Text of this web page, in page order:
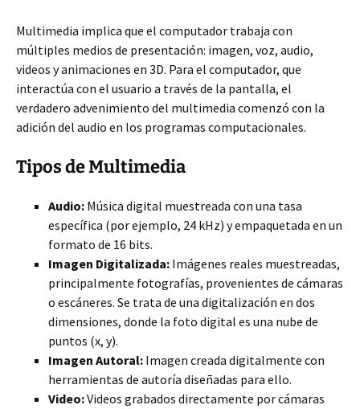
Multimedia implica que el computador trabaja con
múltiples medios de presentación: imagen, voz, audio,
videos y animaciones en 3D. Para el computador, que
interactúa con el usuario a través de la pantalla, el
verdadero advenimiento del multimedia comenzó con la
adición del audio en los programas computacionales.
Tipos de Multimedia
Audio: Música digital muestreada con una tasa
específica (por ejemplo, 24 kHz) y empaquetada en un
formato de 16 bits.
Imagen Digitalizada: Imágenes reales muestreadas,
principalmente fotografías, provenientes de cámaras
o escáneres. Se trata de una digitalización en dos
dimensiones, donde la foto digital es una nube de
puntos (x, y).
Imagen Autoral: Imagen creada digitalmente con
herramientas de autoría diseñadas para ello.
Video:Videos grabados directamente por cámaras